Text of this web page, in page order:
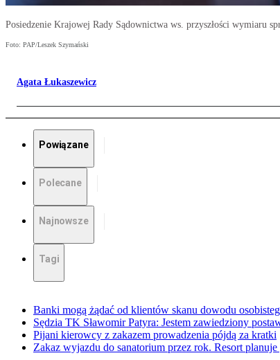
Posiedzenie Krajowej Rady Sądownictwa ws. przyszłości wymiaru
Foto: PAP/Leszek Szymański
Agata Łukaszewicz
Powiązane
Polecane
Najnowsze
Tagi
Banki mogą żądać od klientów skanu dowodu
Sędzia TK Sławomir Patyra: Jestem zawiedziony
Pijani kierowcy z zakazem prowadzenia pójdą za kratki
Zakaz wyjazdu do sanatorium przez rok. Resort